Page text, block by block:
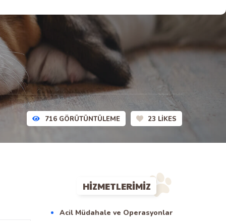
716 GÖRÜTÜNTÜLEME 23 LIKES
HIZMETLERIMIZ
Acil Müdahale ve Operasyonlar